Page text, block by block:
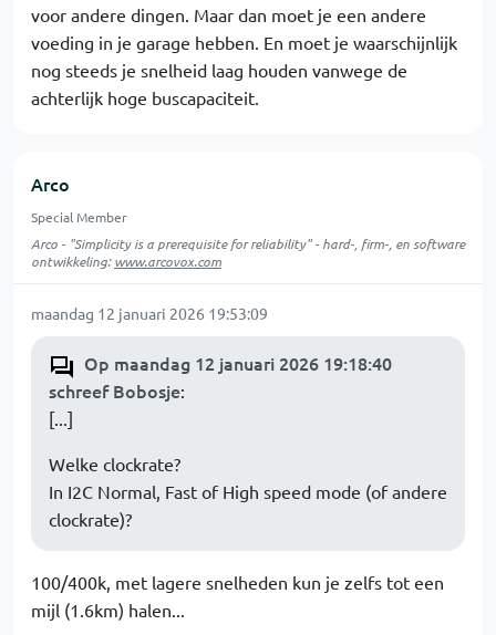
voor andere dingen. Maar dan moet je een andere
voeding in je garage hebben. En moet je waarschijnlijk
nog steeds je snelheid laag houden vanwege de
achterlijk hoge buscapaciteit.
Arco
Special Member
Arco - "Simplicity is a prerequisite for reliability" - hard-, firm-, en software
ontwikkeling:www.arcovox.com
maandag 12 januari 2026 19:53:09
Op maandag 12 januari 2026 19:18:40
schreef Bobosje:
[...]
Welke clockrate?
In I2C Normal, Fast of High speed mode (of andere
clockrate)?
100/400k, met lagere snelheden kun je zelfs tot een
mijl (1.6km) halen...